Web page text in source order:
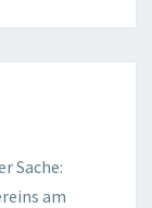
Sache:
am